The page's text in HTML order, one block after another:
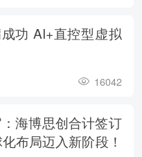
功 AI+直控型虚拟
16042
海博思创合计签订
布局迈入新阶段！